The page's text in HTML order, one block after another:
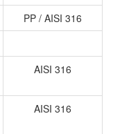
PP / AISI 316
AISI 316
AISI 316